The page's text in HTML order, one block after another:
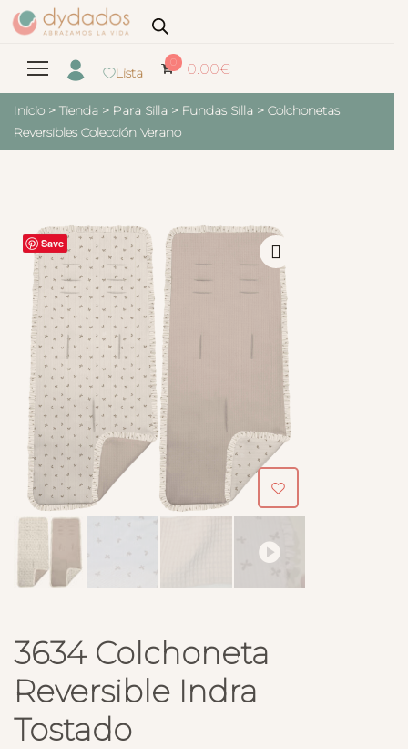
Lista
0 0.00€
Inicio > Tienda > Para Silla > Fundas Silla > Colchonetas
Reversibles Colección Verano
Save
3634 Colchoneta
Reversible Indra
Tostado